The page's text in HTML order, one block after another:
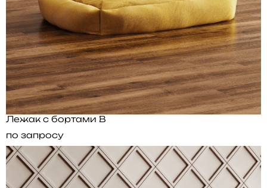
Лежак с бортами B
по запросу